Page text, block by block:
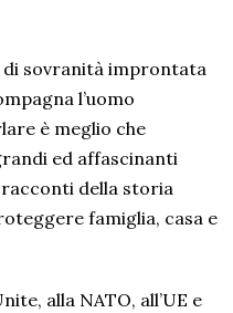
di sovranità improntata
l’uomo
è meglio che
ed affascinanti
della storia
famiglia, casa e
alla NATO, all’UE e